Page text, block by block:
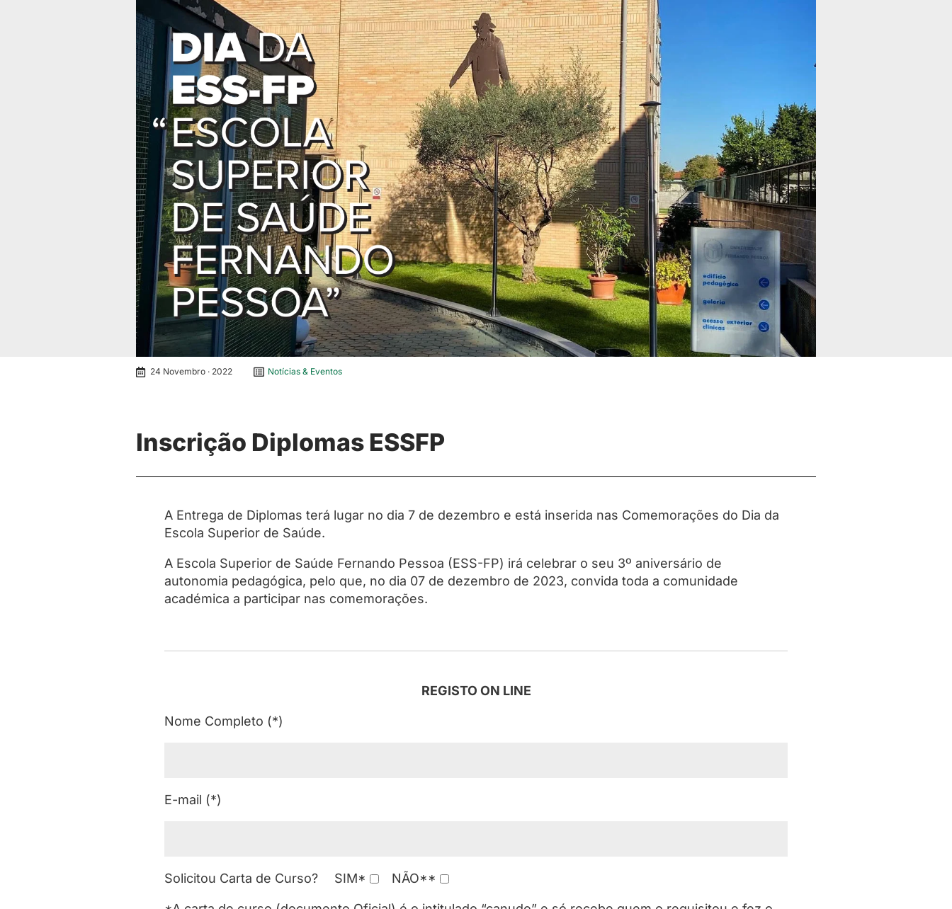
24 Novembro · 2022 Notícias & Eventos
Inscrição Diplomas ESSFP
A Entrega de Diplomas terá lugar no dia 7 de dezembro e está inserida nas Comemorações do Dia da
Escola Superior de Saúde.
A Escola Superior de Saúde Fernando Pessoa (ESS-FP) irá celebrar o seu 3º aniversário de
autonomia pedagógica, pelo que, no dia 07 de dezembro de 2023, convida toda a comunidade
académica a participar nas comemorações.
REGISTO ON LINE
Nome Completo (*)
E-mail (*)
Solicitou Carta de Curso? SIM* NÃO**